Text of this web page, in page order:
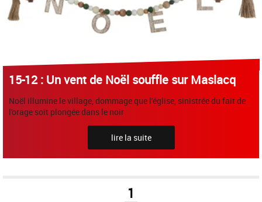
15-12 : Un vent de Noël souffle sur Maslacq
Noël illumine le village, dommage que l'église, sinistrée du fait de
l'orage soit plongée dans le noir
lire la suite
1